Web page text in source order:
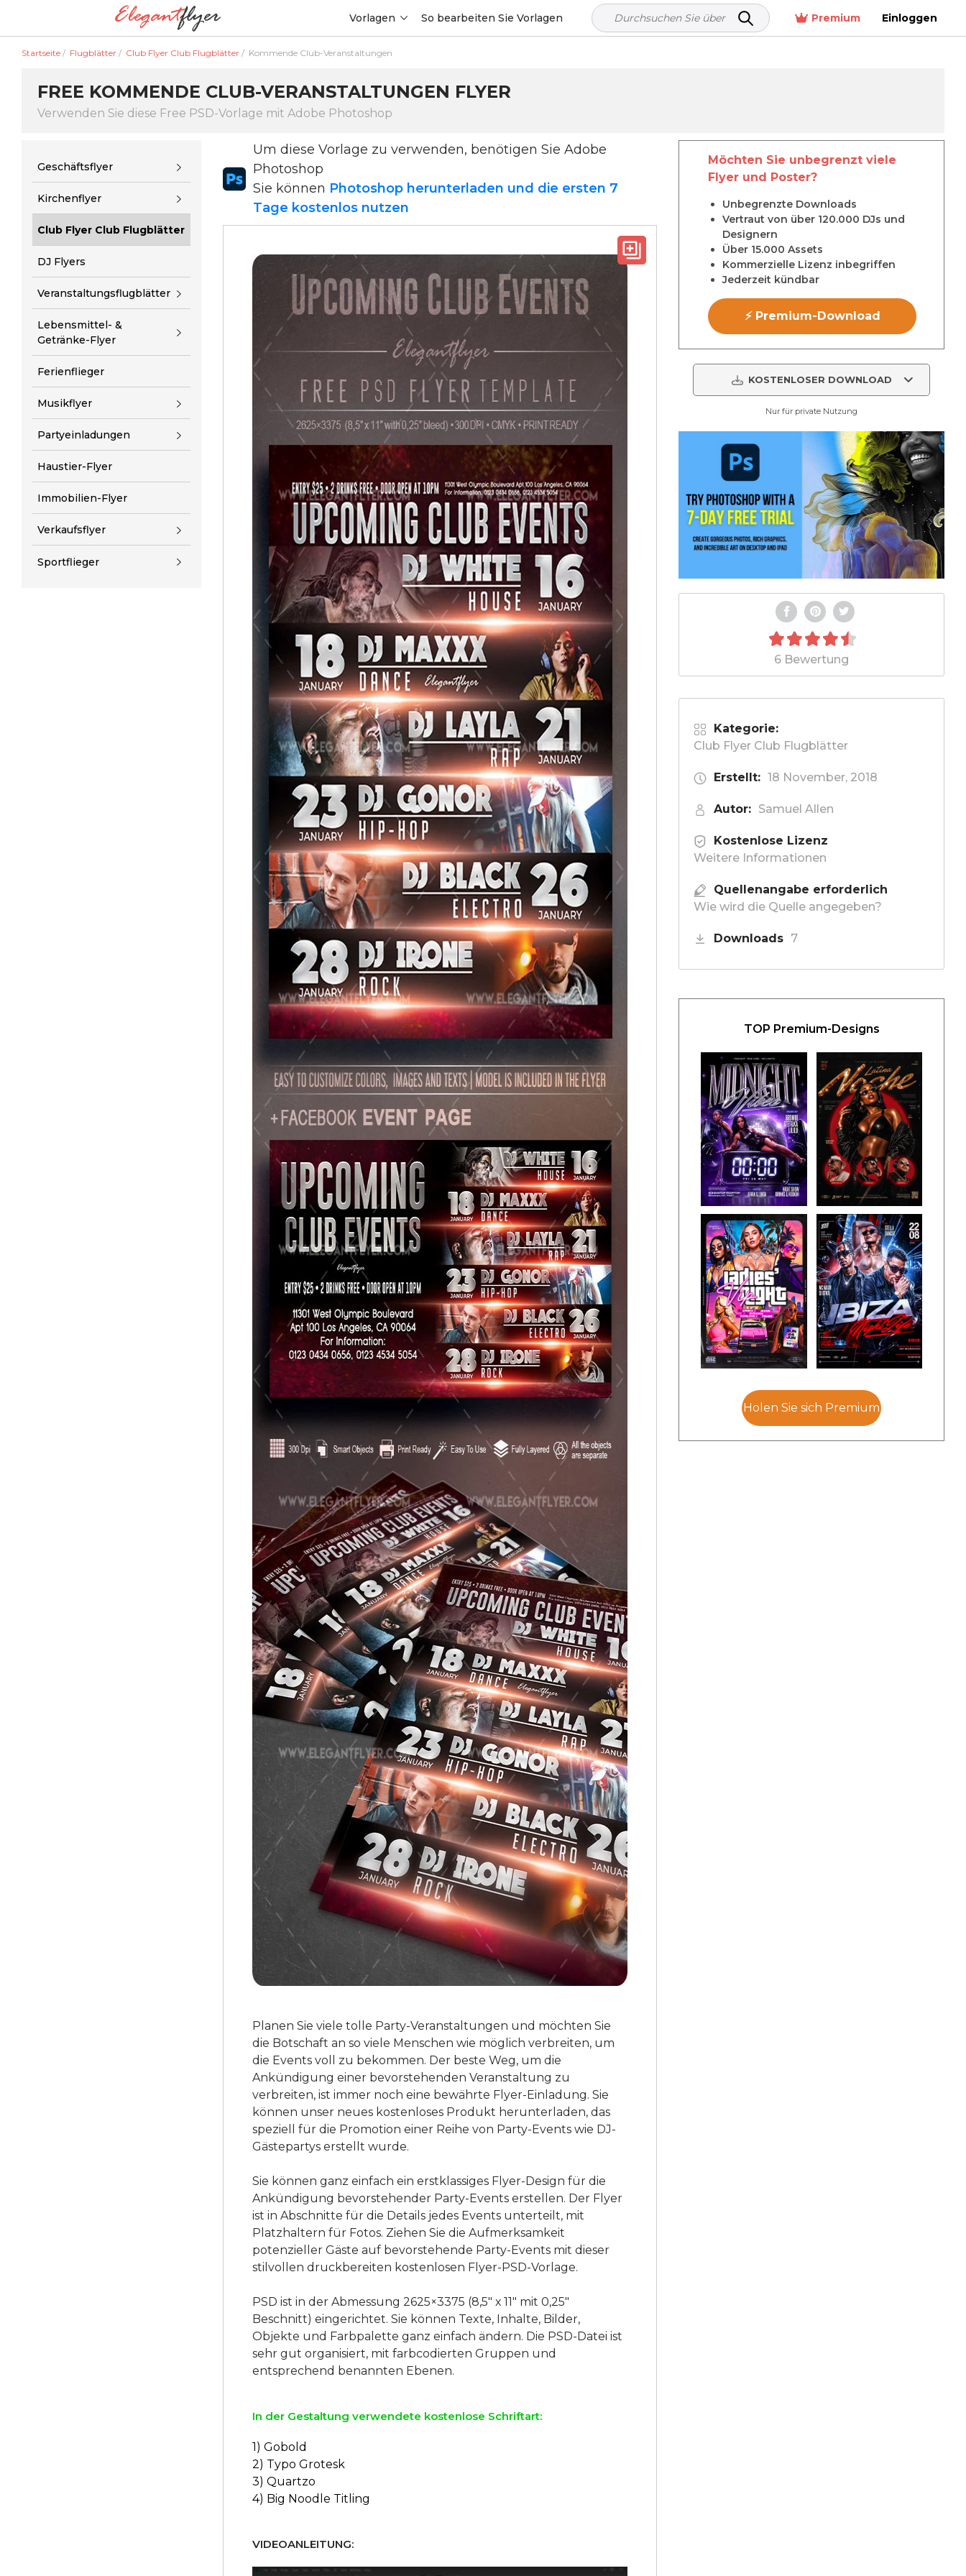
Vorlagen So bearbeiten Sie Vorlagen Premium Einloggen
Startseite / Flugblätter / Club Flyer Club Flugblätter / Kommende Club-Veranstaltungen
FREE KOMMENDE CLUB-VERANSTALTUNGEN FLYER
Verwenden Sie diese Free PSD-Vorlage mit Adobe Photoshop
Geschäftsflyer
Kirchenflyer
Club Flyer Club Flugblätter
DJ Flyers
Veranstaltungsflugblätter
Lebensmittel- &
Getränke-Flyer
Ferienflieger
Musikflyer
Partyeinladungen
Haustier-Flyer
Immobilien-Flyer
Verkaufsflyer
Sportflieger
Um diese Vorlage zu verwenden, benötigen Sie Adobe
Photoshop
Sie können Photoshop herunterladen und die ersten 7
Tage kostenlos nutzen
Planen Sie viele tolle Party-Veranstaltungen und möchten Sie
die Botschaft an so viele Menschen wie möglich verbreiten, um
die Events voll zu bekommen. Der beste Weg, um die
Ankündigung einer bevorstehenden Veranstaltung zu
verbreiten, ist immer noch eine bewährte Flyer-Einladung. Sie
können unser neues kostenloses Produkt herunterladen, das
speziell für die Promotion einer Reihe von Party-Events wie DJ-
Gästepartys erstellt wurde.
Sie können ganz einfach ein erstklassiges Flyer-Design für die
Ankündigung bevorstehender Party-Events erstellen. Der Flyer
ist in Abschnitte für die Details jedes Events unterteilt, mit
Platzhaltern für Fotos. Ziehen Sie die Aufmerksamkeit
potenzieller Gäste auf bevorstehende Party-Events mit dieser
stilvollen druckbereiten kostenlosen Flyer-PSD-Vorlage.
PSD ist in der Abmessung 2625×3375 (8,5″ х 11″ mit 0,25″
Beschnitt) eingerichtet. Sie können Texte, Inhalte, Bilder,
Objekte und Farbpalette ganz einfach ändern. Die PSD-Datei ist
sehr gut organisiert, mit farbcodierten Gruppen und
In der Gestaltung verwendete kostenlose Schriftart:
1) Gobold
2) Typo Grotesk
3) Quartzo
4) Big Noodle Titling
VIDEOANLEITUNG:
Möchten Sie unbegrenzt viele
Flyer und Poster?
Unbegrenzte Downloads
Vertraut von über 120.000 DJs und
Designern
Über 15.000 Assets
Kommerzielle Lizenz inbegriffen
Jederzeit kündbar
⚡ Premium-Download
KOSTENLOSER DOWNLOAD
Nur für private Nutzung
6 Bewertung
Kategorie:
Club Flyer Club Flugblätter
Erstellt: 18 November, 2018
Autor: Samuel Allen
Kostenlose Lizenz
Weitere Informationen
Quellenangabe erforderlich
Wie wird die Quelle angegeben?
Downloads 7
TOP Premium-Designs
Holen Sie sich Premium